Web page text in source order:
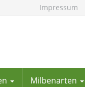
Impressum
Milbenarten